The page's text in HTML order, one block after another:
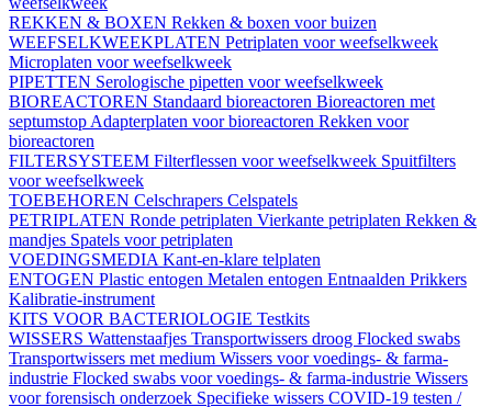
REKKEN & BOXEN Rekken & boxen voor buizen
WEEFSELKWEEKPLATEN Petriplaten voor weefselkweek
Microplaten voor weefselkweek
PIPETTEN Serologische pipetten voor weefselkweek
BIOREACTOREN Standaard bioreactoren Bioreactoren met
septumstop Adapterplaten voor bioreactoren Rekken voor
bioreactoren
FILTERSYSTEEM Filterflessen voor weefselkweek Spuitfilters
voor weefselkweek
TOEBEHOREN Celschrapers Celspatels
PETRIPLATEN Ronde petriplaten Vierkante petriplaten Rekken &
mandjes Spatels voor petriplaten
VOEDINGSMEDIA Kant-en-klare telplaten
ENTOGEN Plastic entogen Metalen entogen Entnaalden Prikkers
Kalibratie-instrument
KITS VOOR BACTERIOLOGIE Testkits
WISSERS Wattenstaafjes Transportwissers droog Flocked swabs
Transportwissers met medium Wissers voor voedings- & farma-
industrie Flocked swabs voor voedings- & farma-industrie Wissers
voor forensisch onderzoek Specifieke wissers COVID-19 testen /